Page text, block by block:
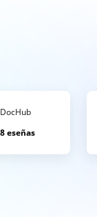
eseñas